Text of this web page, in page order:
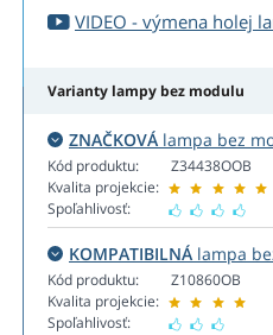
VIDEO - výmena holej
Varianty lampy bez modulu
ZNAČKOVÁ lampa bez
Kód produktu:
Kvalita projekcie:
Spoľahlivosť:
Z34438OOB
KOMPATIBILNÁ lampa
Kód produktu:
Kvalita projekcie:
Spoľahlivosť:
Z10860OB